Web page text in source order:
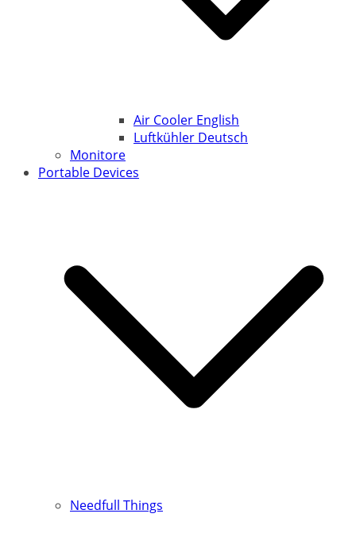
Air Cooler English
Luftkühler Deutsch
Monitore
Portable Devices
Needfull Things